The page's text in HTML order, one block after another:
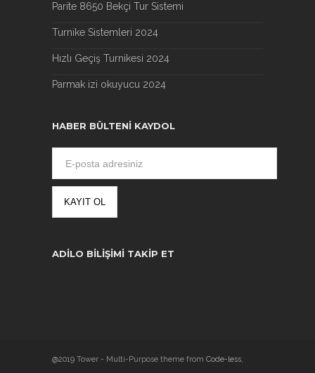
Parite 8650 Bekçi Tur Sistemi
Turnike Sistemleri 2024
Hızlı Geçiş Turnikesi 2024
Parmak izi okuyucu 2024
HABER BÜLTENI KAYDOL
ADILO BILIŞIMI TAKIP ET
@2019 Tower - Multi-Purpose theme from Code-less,